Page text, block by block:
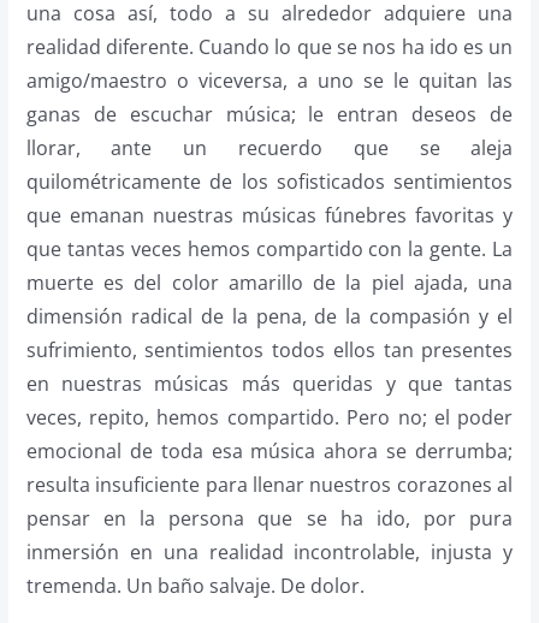
una cosa así, todo a su alrededor adquiere una
realidad diferente. Cuando lo que se nos ha ido es un
amigo/maestro o viceversa, a uno se le quitan las
ganas de escuchar música; le entran deseos de
llorar, ante un recuerdo que se aleja
quilométricamente de los sofisticados sentimientos
que emanan nuestras músicas fúnebres favoritas y
que tantas veces hemos compartido con la gente. La
muerte es del color amarillo de la piel ajada, una
dimensión radical de la pena, de la compasión y el
sufrimiento, sentimientos todos ellos tan presentes
en nuestras músicas más queridas y que tantas
veces, repito, hemos compartido. Pero no; el poder
emocional de toda esa música ahora se derrumba;
resulta insuficiente para llenar nuestros corazones al
pensar en la persona que se ha ido, por pura
inmersión en una realidad incontrolable, injusta y
tremenda. Un baño salvaje. De dolor.